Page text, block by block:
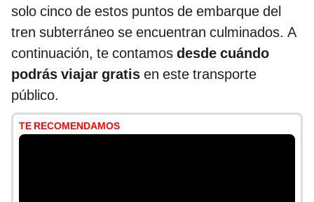
solo cinco de estos puntos de embarque del
tren subterráneo se encuentran culminados. A
continuación, te contamos desde cuándo
podrás viajar gratis en este transporte
público.
TE RECOMENDAMOS